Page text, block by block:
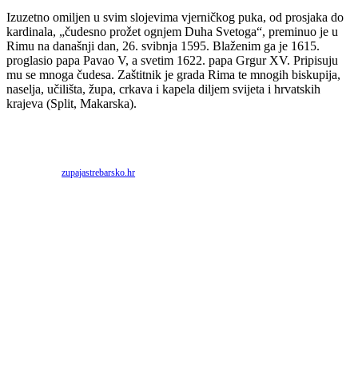
Izuzetno omiljen u svim slojevima vjerničkog puka, od prosjaka do
kardinala, „čudesno prožet ognjem Duha Svetoga“, preminuo je u
Rimu na današnji dan, 26. svibnja 1595. Blaženim ga je 1615.
proglasio papa Pavao V, a svetim 1622. papa Grgur XV. Pripisuju
mu se mnoga čudesa. Zaštitnik je grada Rima te mnogih biskupija,
naselja, učilišta, župa, crkava i kapela diljem svijeta i hrvatskih
krajeva (Split, Makarska).
Izvor:zupajastrebarsko.hr